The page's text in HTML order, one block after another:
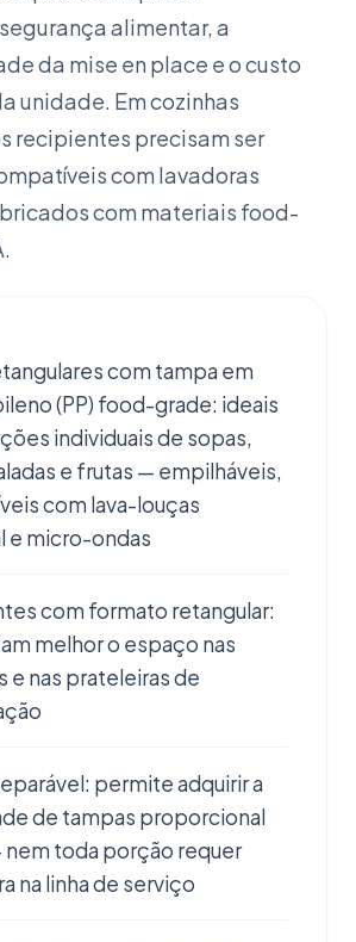
alimentar, a
da mise en place e o custo
unidade. Em cozinhas
recipientes precisam ser
com lavadoras
com materiais food-
com tampa em
(PP) food-grade: ideais
individuais de sopas,
e frutas — empilháveis,
com lava-louças
e micro-ondas
com formato retangular:
melhor o espaço nas
e nas prateleiras de
permite adquirir a
de tampas proporcional
nem toda porção requer
na linha de serviço